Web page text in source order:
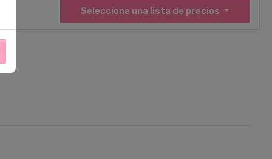
Seleccione una lista de precios